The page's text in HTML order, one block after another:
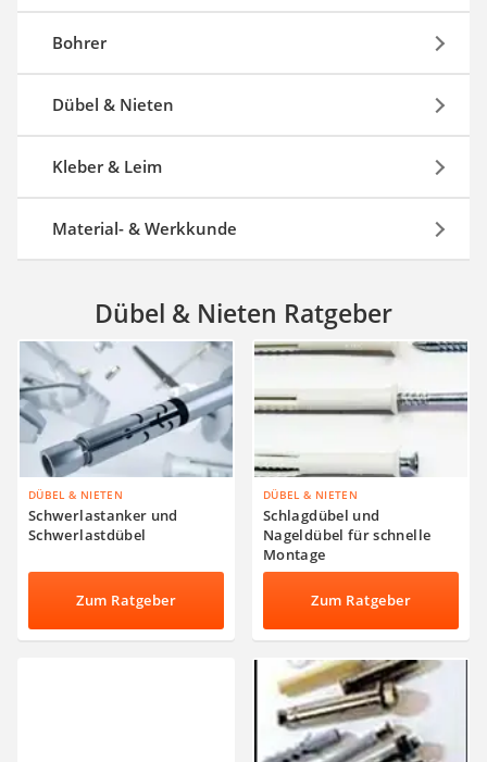
Akku-Fettpresse
WIG-Schweißgerät
Bohrer
Dübel & Nieten
Kleber & Leim
Material- & Werkkunde
Dübel & Nieten Ratgeber
DÜBEL & NIETEN
Schwerlastanker und
Schwerlastdübel
Zum Ratgeber
DÜBEL & NIETEN
Schlagdübel und
Nageldübel für schnelle
Montage
Zum Ratgeber